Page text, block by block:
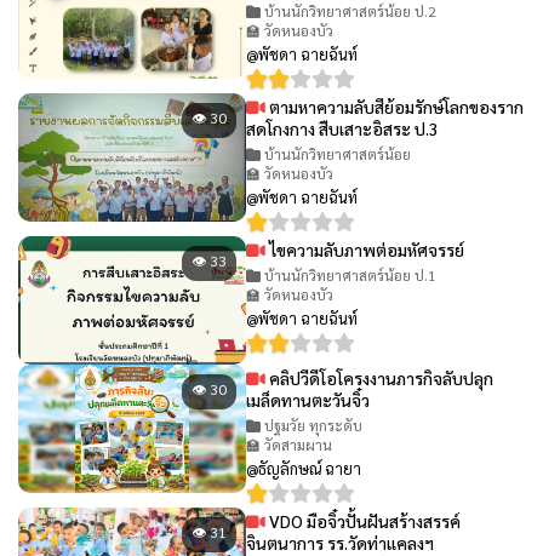
บ้านนักวิทยาศาสตร์น้อย ป.2
🏫 วัดหนองบัว
@พัชดา ฉายฉันท์
👁 30
ตามหาความลับสีย้อมรักษ์โลกของราก
สดโกงกาง สืบเสาะอิสระ ป.3
บ้านนักวิทยาศาสตร์น้อย
🏫 วัดหนองบัว
@พัชดา ฉายฉันท์
👁 33 ไขความลับภาพต่อมหัศจรรย์
บ้านนักวิทยาศาสตร์น้อย ป.1
🏫 วัดหนองบัว
@พัชดา ฉายฉันท์
👁 30
คลิปวีดีโอโครงงานภารกิจลับปลุก
เมล็ดทานตะวันจิ๋ว
ปฐมวัย ทุกระดับ
🏫 วัดสามผาน
@ธัญลักษณ์ ฉายา
👁 31
VDO มือจิ๋วปั้นฝันสร้างสรรค์
จินตนาการ รร.วัดท่าแคลงฯ